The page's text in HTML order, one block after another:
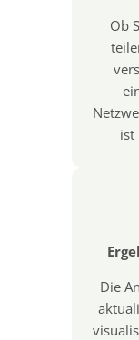
Ob
ist
Die